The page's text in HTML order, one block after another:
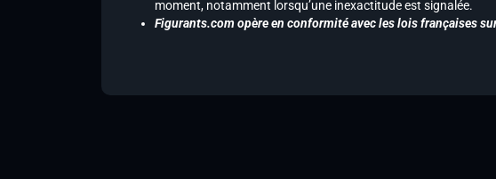
moment, notamment lorsqu’une inexactitude est signalée.
Figurants.com opère en conformité avec les lois françaises